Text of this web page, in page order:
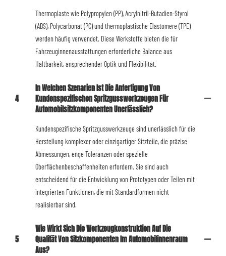
Thermoplaste wie Polypropylen (PP), Acrylnitril-Butadien-Styrol
(ABS), Polycarbonat (PC) und thermoplastische Elastomere (TPE)
werden häufig verwendet. Diese Werkstoffe bieten die für
Fahrzeuginnenausstattungen erforderliche Balance aus
Haltbarkeit, ansprechender Optik und Flexibilität.
4
In Welchen Szenarien Ist Die Anfertigung Von
Kundenspezifischen Spritzgusswerkzeugen Für
Automobilsitzkomponenten Unerlässlich?
Kundenspezifische Spritzgusswerkzeuge sind unerlässlich für die
Herstellung komplexer oder einzigartiger Sitzteile, die präzise
Abmessungen, enge Toleranzen oder spezielle
Oberflächenbeschaffenheiten erfordern. Sie sind auch
entscheidend für die Entwicklung von Prototypen oder Teilen mit
integrierten Funktionen, die mit Standardformen nicht
realisierbar sind.
5
Wie Wirkt Sich Die Werkzeugkonstruktion Auf Die
Qualität Von Sitzkomponenten Im Automobilinnenraum
Aus?